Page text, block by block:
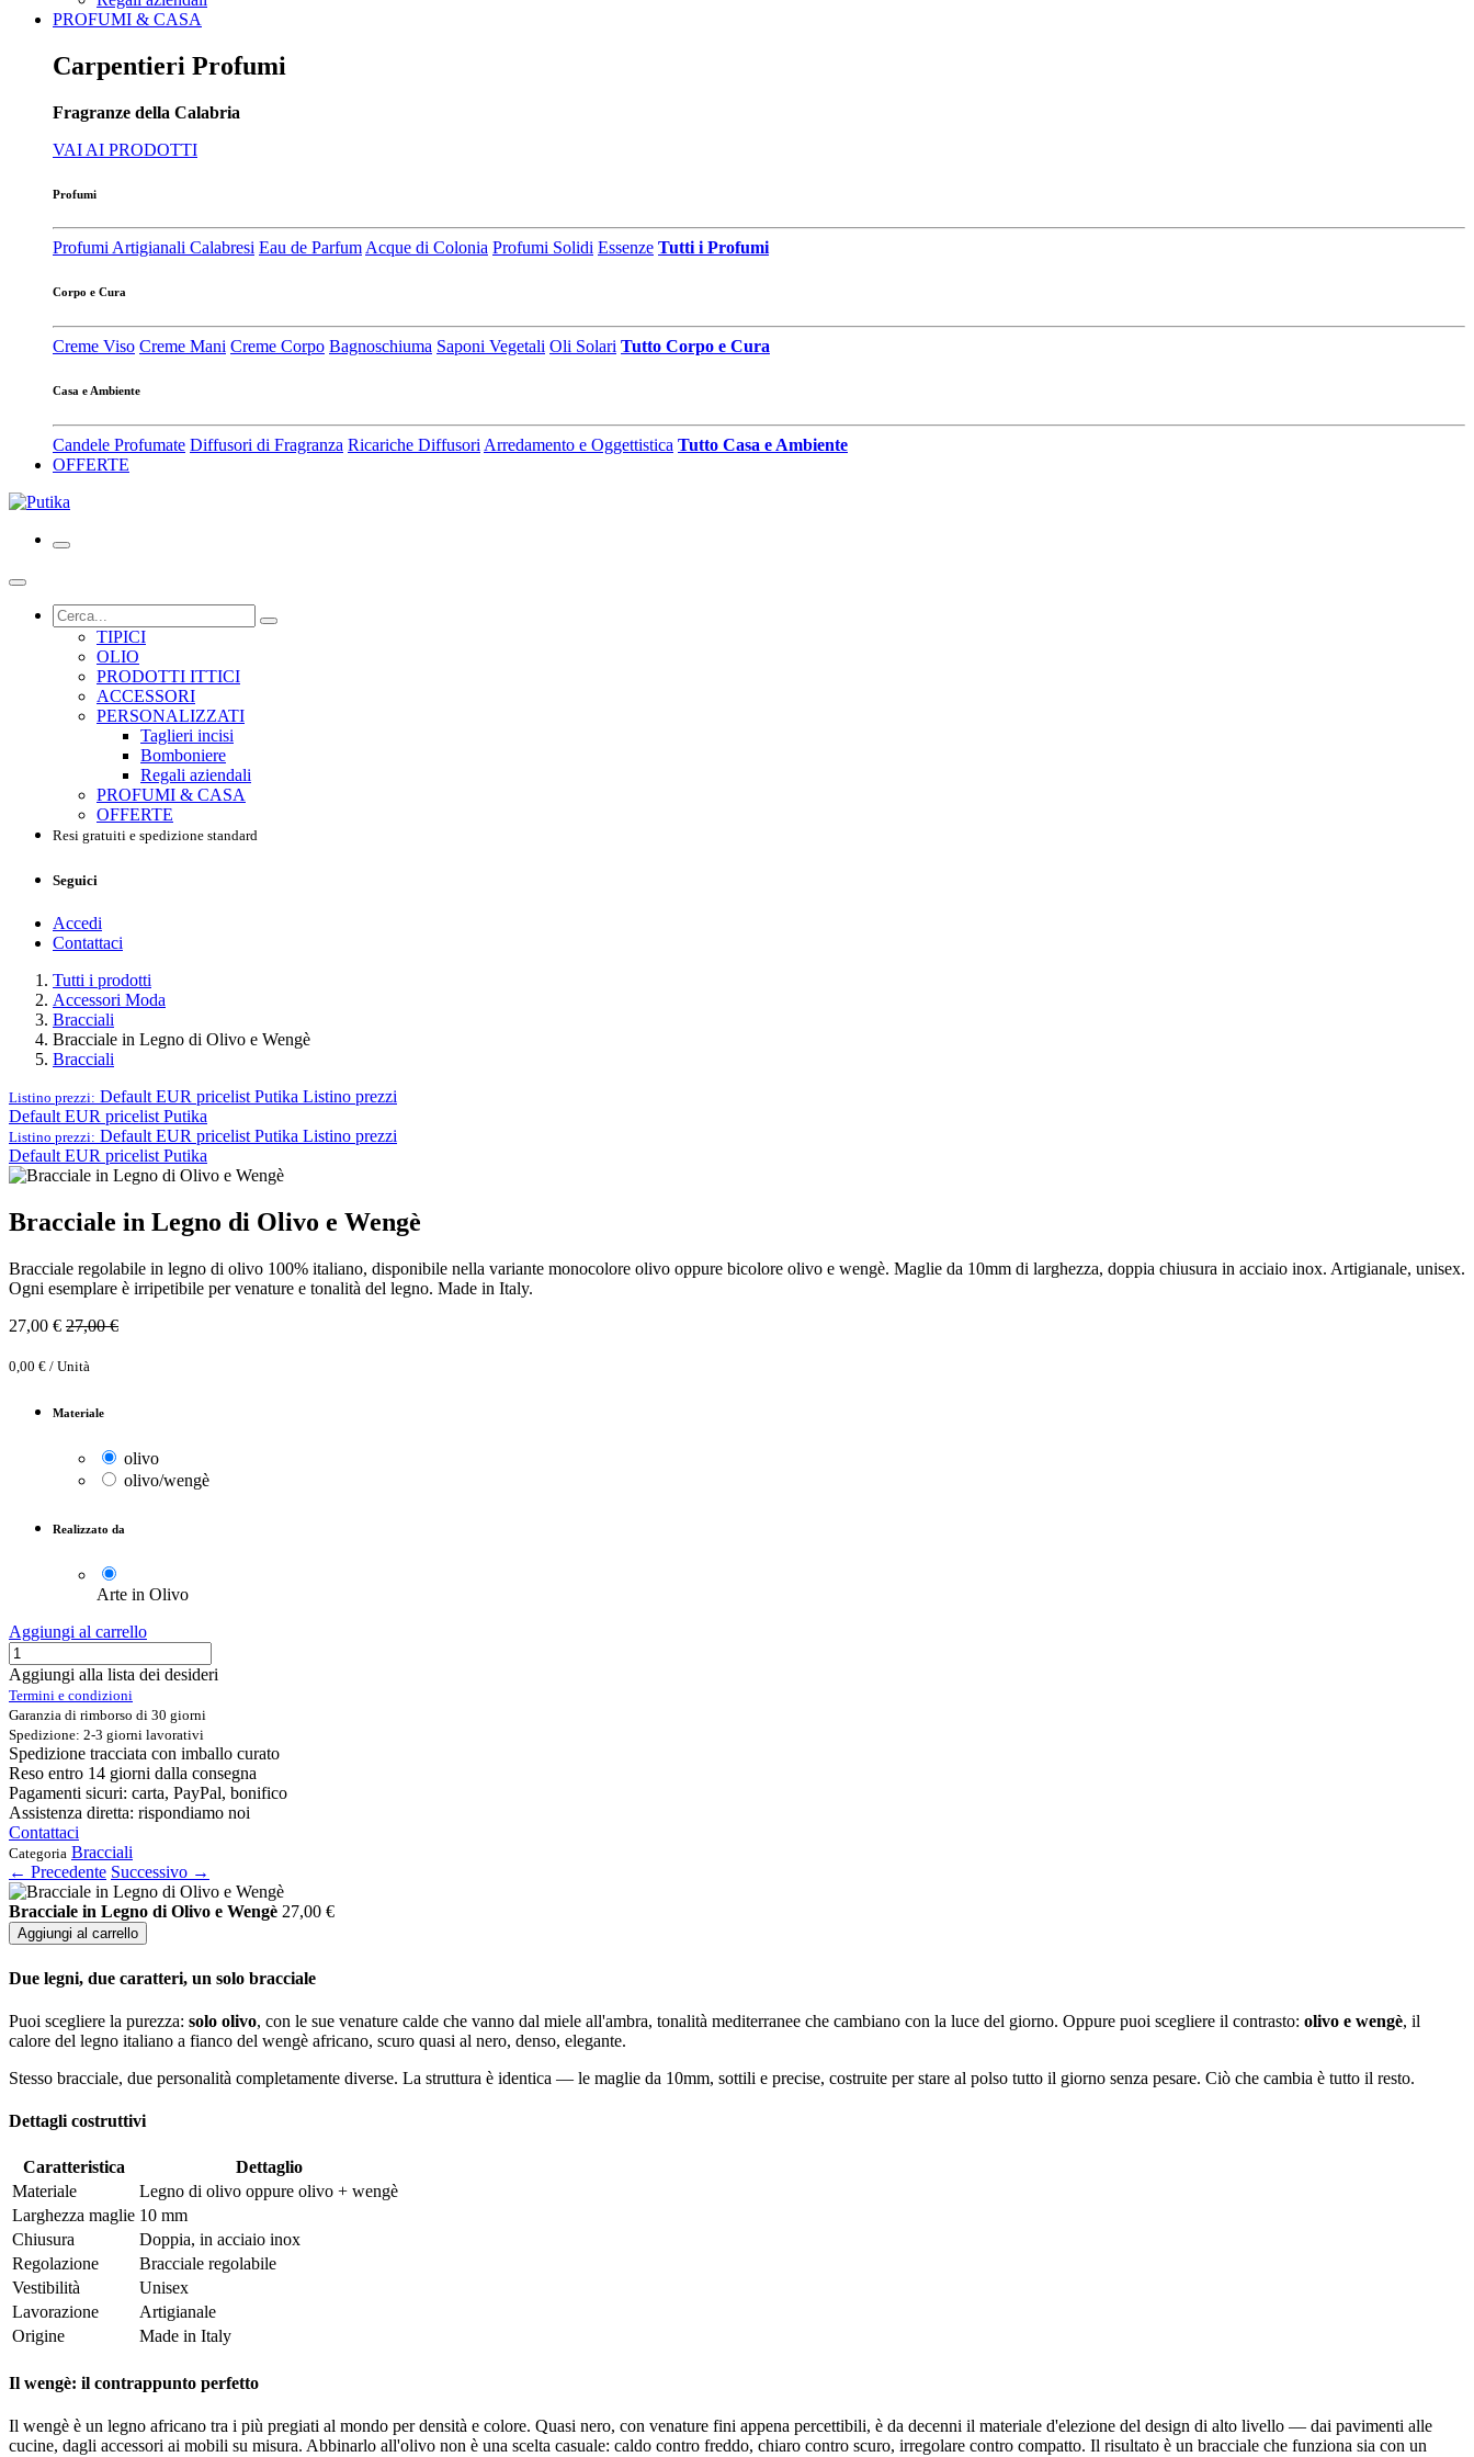
PROFUMI & CASA
Carpentieri Profumi
Fragranze della Calabria
VAI AI PRODOTTI
Profumi
Profumi Artigianali Calabresi Eau de ParfumAcque di Colonia Profumi Solidi Essenze Tutti i Profumi
Corpo e Cura
Creme Viso Creme Mani Creme Corpo Bagnoschiuma Saponi Vegetali Oli Solari Tutto Corpo e Cura
Casa e Ambiente
Candele Profumate Diffusori di Fragranza Ricariche Diffusori Arredamento e Oggettistica Tutto Casa e Ambiente
OFFERTE
TIPICI
OLIO
PRODOTTI ITTICI
ACCESSORI
PERSONALIZZATI
Taglieri incisi
Bomboniere
Regali aziendali
PROFUMI & CASA
OFFERTE
Resi gratuiti e spedizione standard
Seguici
Accedi
Contattaci
Tutti i prodotti
Accessori Moda
Bracciali
Bracciale in Legno di Olivo e Wengè
Bracciali
Listino prezzi: Default EUR pricelist Putika Listino prezzi
Default EUR pricelist Putika
Listino prezzi: Default EUR pricelist Putika Listino prezzi
Default EUR pricelist Putika
Bracciale in Legno di Olivo e Wengè
Bracciale regolabile in legno di olivo 100% italiano, disponibile nella variante monocolore olivo oppure bicolore olivo e wengè. Maglie da 10mm di larghezza, doppia chiusura in acciaio inox. Artigianale, unisex.
Ogni esemplare è irripetibile per venature e tonalità del legno. Made in Italy.
27,00 € 27,00€
0,00 € / Unità
Materiale
olivo
olivo/wengè
Realizzato da
Arte in Olivo
Aggiungi al carrello
Aggiungi alla lista dei desideri
Termini e condizioni
Garanzia di rimborso di 30 giorni
Spedizione: 2-3 giorni lavorativi
Spedizione tracciata con imballo curato
Reso entro 14 giorni dalla consegna
Pagamenti sicuri: carta, PayPal, bonifico
Assistenza diretta: rispondiamo noi
Contattaci
Categoria Bracciali
← Precedente Successivo →
Bracciale in Legno di Olivo e Wengè 27,00 €
Aggiungi al carrello
Due legni, due caratteri, un solo bracciale
Puoi scegliere la purezza: solo olivo, con le sue venature calde che vanno dal miele all'ambra, tonalità mediterranee che cambiano con la luce del giorno. Oppure puoi scegliere il contrasto: olivo e wengè, il
calore del legno italiano a fianco del wengè africano, scuro quasi al nero, denso, elegante.
Stesso bracciale, due personalità completamente diverse. La struttura è identica — le maglie da 10mm, sottili e precise, costruite per stare al polso tutto il giorno senza pesare. Ciò che cambia è tutto il resto.
Dettagli costruttivi
Caratteristica
Dettaglio
Materiale
Legno di olivo oppure olivo + wengè
Larghezza maglie 10 mm
Chiusura
Doppia, in acciaio inox
Regolazione
Bracciale regolabile
Vestibilità
Unisex
Lavorazione
Artigianale
Origine
Made in Italy
Il wengè: il contrappunto perfetto
Il wengè è un legno africano tra i più pregiati al mondo per densità e colore. Quasi nero, con venature fini appena percettibili, è da decenni il materiale d'elezione del design di alto livello — dai pavimenti alle
cucine, dagli accessori ai mobili su misura. Abbinarlo all'olivo non è una scelta casuale: caldo contro freddo, chiaro contro scuro, irregolare contro compatto. Il risultato è un bracciale che funziona sia con un